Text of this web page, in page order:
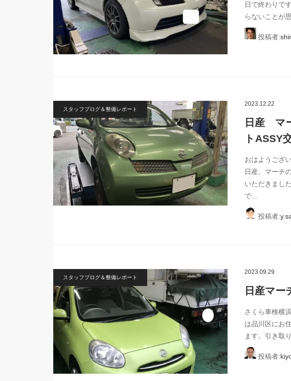
日で終わりで
らないことが
投稿者:
スタッフブログ＆整備レポート
2023.12.22
日産 マ
トASSY
おはようござ
日産、マーチ
いただきまし
で…
投稿者:
スタッフブログ＆整備レポート
2023.09.29
日産マー
さくら車検横
は品川区にお
ます。引き取
投稿者: